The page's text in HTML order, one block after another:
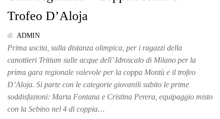
Trofeo D’Aloja
di ADMIN
Prima uscita, sulla distanza olimpica, per i ragazzi della
canottieri Tritium sulle acque dell’ Idroscalo di Milano per la
prima gara regionale valevole per la coppa Montù e il trofeo
D’Aloja. Si parte con le categorie giovanili subito le prime
soddisfazioni: Marta Fontana e Cristina Perera, equipaggio misto
con la Sebino nel 4 di coppia…